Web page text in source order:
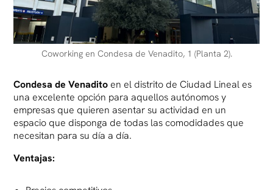
Coworking en Condesa de Venadito, 1 (Planta 2).
Condesa de Venadito en el distrito de Ciudad Lineal es
una excelente opción para aquellos autónomos y
empresas que quieren asentar su actividad en un
espacio que disponga de todas las comodidades que
necesitan para su día a día.
Ventajas: